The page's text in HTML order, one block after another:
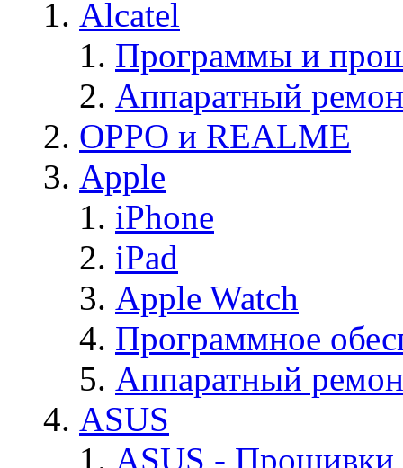
Alcatel
Программы и
Аппаратный
OPPO и REALME
Apple
iPhone
iPad
Apple Watch
Программное
Аппаратный
ASUS
ASUS -